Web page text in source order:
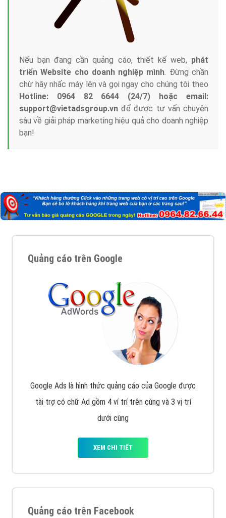
Nếu bạn đang cần quảng cáo, thiết kế web, phát
triển Website cho doanh nghiệp mình. Đừng chần
chừ hãy nhấc máy lên và gọi ngay cho chúng tôi theo
Hotline: 0964 82 6644 (24/7) hoặc email:
support@vietadsgroup.vn để được tư vấn chuyên
sâu về giải pháp marketing hiệu quả cho doanh nghiệp
bạn!
Quảng cáo trên Google
Google Ads là hình thức quảng cáo của Google được
tài trợ có chữ Ad gồm 4 ví trí trên cùng và 3 vị trí
dưới cùng
XEM CHI TIẾT
Quảng cáo trên Facebook